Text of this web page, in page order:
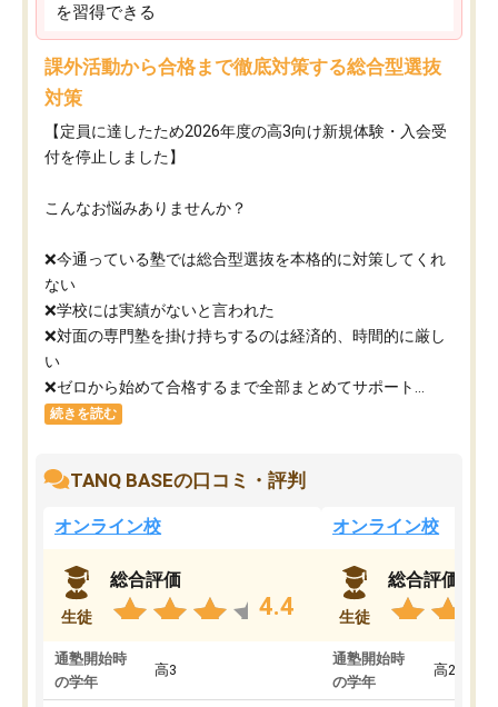
を習得できる
課外活動から合格まで徹底対策する総合型選抜
対策
【定員に達したため2026年度の高3向け新規体験・入会受
付を停止しました】
こんなお悩みありませんか？
❌今通っている塾では総合型選抜を本格的に対策してくれ
ない
❌学校には実績がないと言われた
❌対面の専門塾を掛け持ちするのは経済的、時間的に厳し
い
❌ゼロから始めて合格するまで全部まとめてサポート...
続きを読む
TANQ BASEの口コミ・評判
オンライン校
生徒
総合評価
4.4
通塾開始時
の学年
高3
オンライン校
生徒
総合評価
通塾開始時
の学年
高2